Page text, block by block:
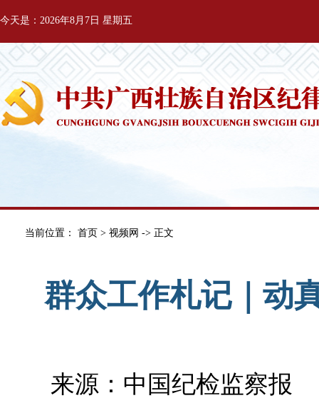
今天是：2026年8月7日 星期五
当前位置： 首页 > 视频网 -> 正文
群众工作札记｜动
来源：中国纪检监察报